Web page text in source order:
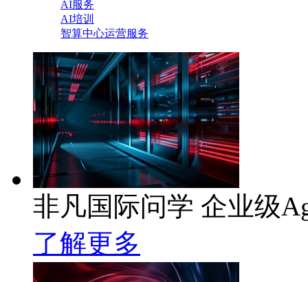
AI服务
AI培训
智算中心运营服务
非凡国际问学 企业级
了解更多